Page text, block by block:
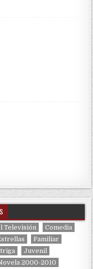
Televisión
Comedia
Familiar
Juvenil
2000-2010